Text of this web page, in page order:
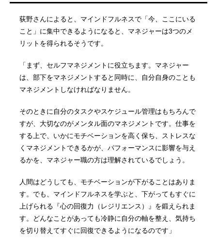
荻野さんによると、マインドフルネスで「今、ここにいる
こと」に集中できるようになると、マネジャーは3つのメ
リットを得られるそうです。
「まず、セルフマネジメントに役立ちます。マネジャー
は、部下をマネジメントすると同時に、自分自身のことも
マネジメントしなければなりません。
そのときに自分のタスクやスケジュール管理はもちろんで
すが、大切なのがメンタル面のマネジメントです。仕事を
する上で、いかにモチベーションを高く保ち、ストレスな
くマネジメントできるかが、パフォーマンスに影響を与え
るかを、マネジャー職の方は理解されているでしょう。
人間はどうしても、モチベーションが下がることはありま
す。でも、マインドフルネスを学ぶと、下がってもすぐに
上げられる『心の回復力（レジリエンス）』を鍛えられま
す。どんなことがあっても冷静に自分の軸を整え、気持ち
を切り替えてすぐに回復できるようになるのです」